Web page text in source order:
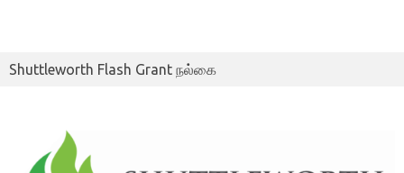
Shuttleworth Flash Grant நல்கை